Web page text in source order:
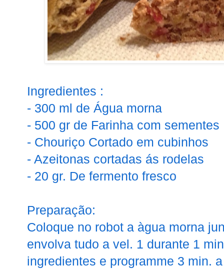
Ingredientes :
- 300 ml de Água morna
- 500 gr de Farinha com sementes
- Chouriço Cortado em cubinhos
- Azeitonas cortadas ás rodelas
- 20 gr. De fermento fresco
Preparação:
Coloque no robot a àgua morna
envolva tudo a vel. 1 durante 1
ingredientes e programme 3 min.